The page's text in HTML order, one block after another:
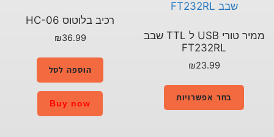
ממיר טורי USB ל TTL שבב
FT232RL
₪23.99
בחר אפשרויות
רכיב בלוטוס HC-06
₪36.99
הוספה לסל
Buy now